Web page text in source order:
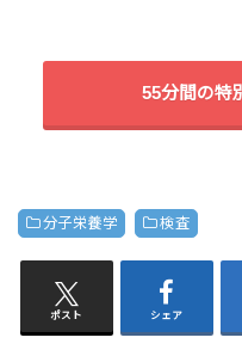
55分間の特
分子栄養学 検査
ポスト シェア